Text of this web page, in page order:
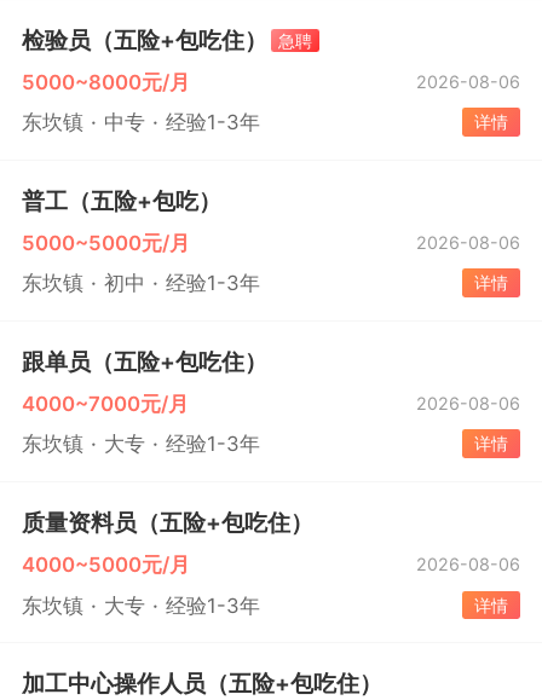
检验员（五险+包吃住） 急聘
5000~8000元/月 2026-08-06
东坎镇 中专 经验1-3年 详情
普工（五险+包吃）
5000~5000元/月 2026-08-06
东坎镇 初中 经验1-3年 详情
跟单员（五险+包吃住）
4000~7000元/月 2026-08-06
东坎镇 大专 经验1-3年 详情
质量资料员（五险+包吃住）
4000~5000元/月 2026-08-06
东坎镇 大专 经验1-3年 详情
加工中心操作人员（五险+包吃住）